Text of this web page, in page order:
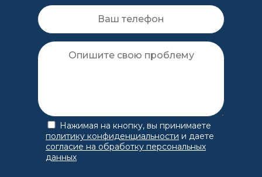
Нажимая на кнопку, вы принимаете
политику конфиденциальности и даете
согласие на обработку персональных
данных